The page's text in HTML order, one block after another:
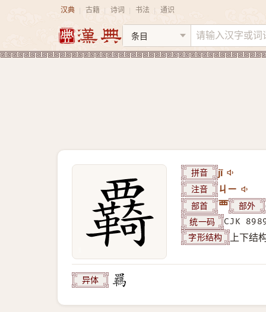
汉典 古籍 诗词 书法 通识
拼音 jī
注音 ㄐㄧ
部首 覀 部外
统一码 CJK
字形结构 上下结
异体